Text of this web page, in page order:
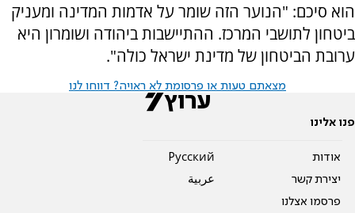
הוא סיכם: "הנוער הזה שומר על אדמות המדינה ומעניק
ביטחון לתושבי המרכז. ההתיישבות ביהודה ושומרון היא
ערובת הביטחון של מדינת ישראל כולה".
מצאתם טעות או פרסומת לא ראויה? דווחו לנו
פנו אלינו
אודות
יצירת קשר
פרסמו אצלנו
Pусский
عربية